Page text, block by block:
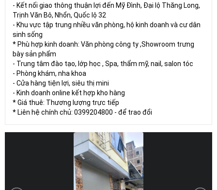
- Kết nối giao thông thuận lợi đến Mỹ Đình, Đại lộ Thăng Long,
Trịnh Văn Bô, Nhổn, Quốc lộ 32
- Khu vực tập trung nhiều văn phòng, hộ kinh doanh và cư dân
sinh sống
* Phù hợp kinh doanh: Văn phòng công ty ,Showroom trưng
bày sản phẩm
- Trung tâm đào tạo, lớp học , Spa, thẩm mỹ, nail, salon tóc
- Phòng khám, nha khoa
- Cửa hàng tiện lợi, siêu thị mini
- Kinh doanh online kết hợp kho hàng
* Giá thuê: Thương lượng trực tiếp
* Liên hệ chính chủ: 0399204800 - để trao đổi